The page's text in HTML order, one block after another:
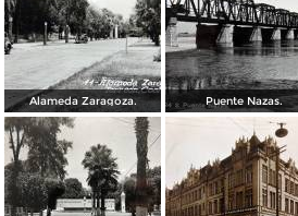
Alameda Zaragoza. Puente Nazas.